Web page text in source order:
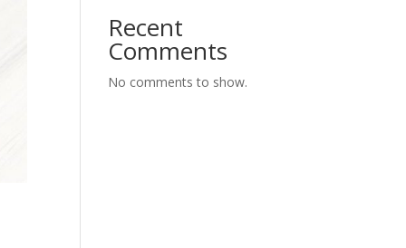
Recent
Comments
No comments to show.